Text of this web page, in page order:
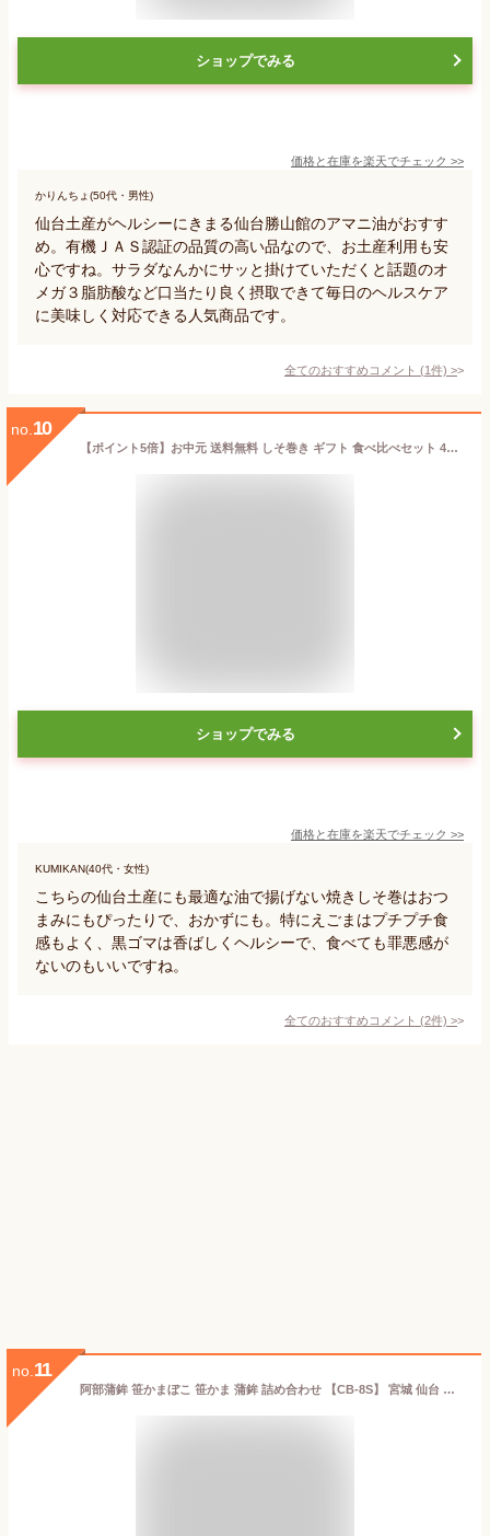
ショップでみる
価格と在庫を楽天でチェック >>
かりんちょ(50代・男性)
仙台土産がヘルシーにきまる仙台勝山館のアマニ油がおすす
め。有機ＪＡＳ認証の品質の高い品なので、お土産利用も安
心ですね。サラダなんかにサッと掛けていただくと話題のオ
メガ３脂肪酸など口当たり良く摂取できて毎日のヘルスケア
に美味しく対応できる人気商品です。
全てのおすすめコメント (1件) >
no. 10
【ポイント5倍】お中元 送料無料 しそ巻き ギフト 食べ比べセット 40本入り 贈り物 詰め合わせ のし 黒ごま カレー はちみつ えごま ポイント ご飯のお供 おつまみ 珍味 ごはんのおとも お試し お取り寄せ 味噌 しそ 紫蘇 買い周り おかず 宮城県 仙台 手土産
ショップでみる
価格と在庫を楽天でチェック >>
KUMIKAN(40代・女性)
こちらの仙台土産にも最適な油で揚げない焼きしそ巻はおつ
まみにもぴったりで、おかずにも。特にえごまはプチプチ食
感もよく、黒ゴマは香ばしくヘルシーで、食べても罪悪感が
ないのもいいですね。
全てのおすすめコメント (2件) >
no. 11
阿部蒲鉾 笹かまぼこ 笹かま 蒲鉾 詰め合わせ 【CB-8S】 宮城 仙台 名産 御歳暮 お歳暮 内祝い お祝い お取り寄せ 初節句 贈り物 練り物 かまぼこ プチギフト プレゼント ギフト セット お取り寄せ お返し おつまみ グルメ 惣菜 敬老の日 お中元 お土産